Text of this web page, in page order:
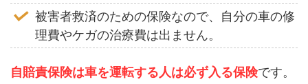
被害者救済のための保険なので、自分の車の修
理費やケガの治療費は出ません。
自賠責保険は車を運転する人は必ず入る保険です。